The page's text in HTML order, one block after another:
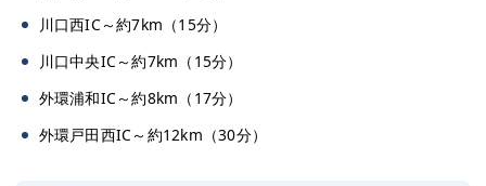
川口西IC～約7km（15分）
川口中央IC～約7km（15分）
外環浦和IC～約8km（17分）
外環戸田西IC～約12km（30分）